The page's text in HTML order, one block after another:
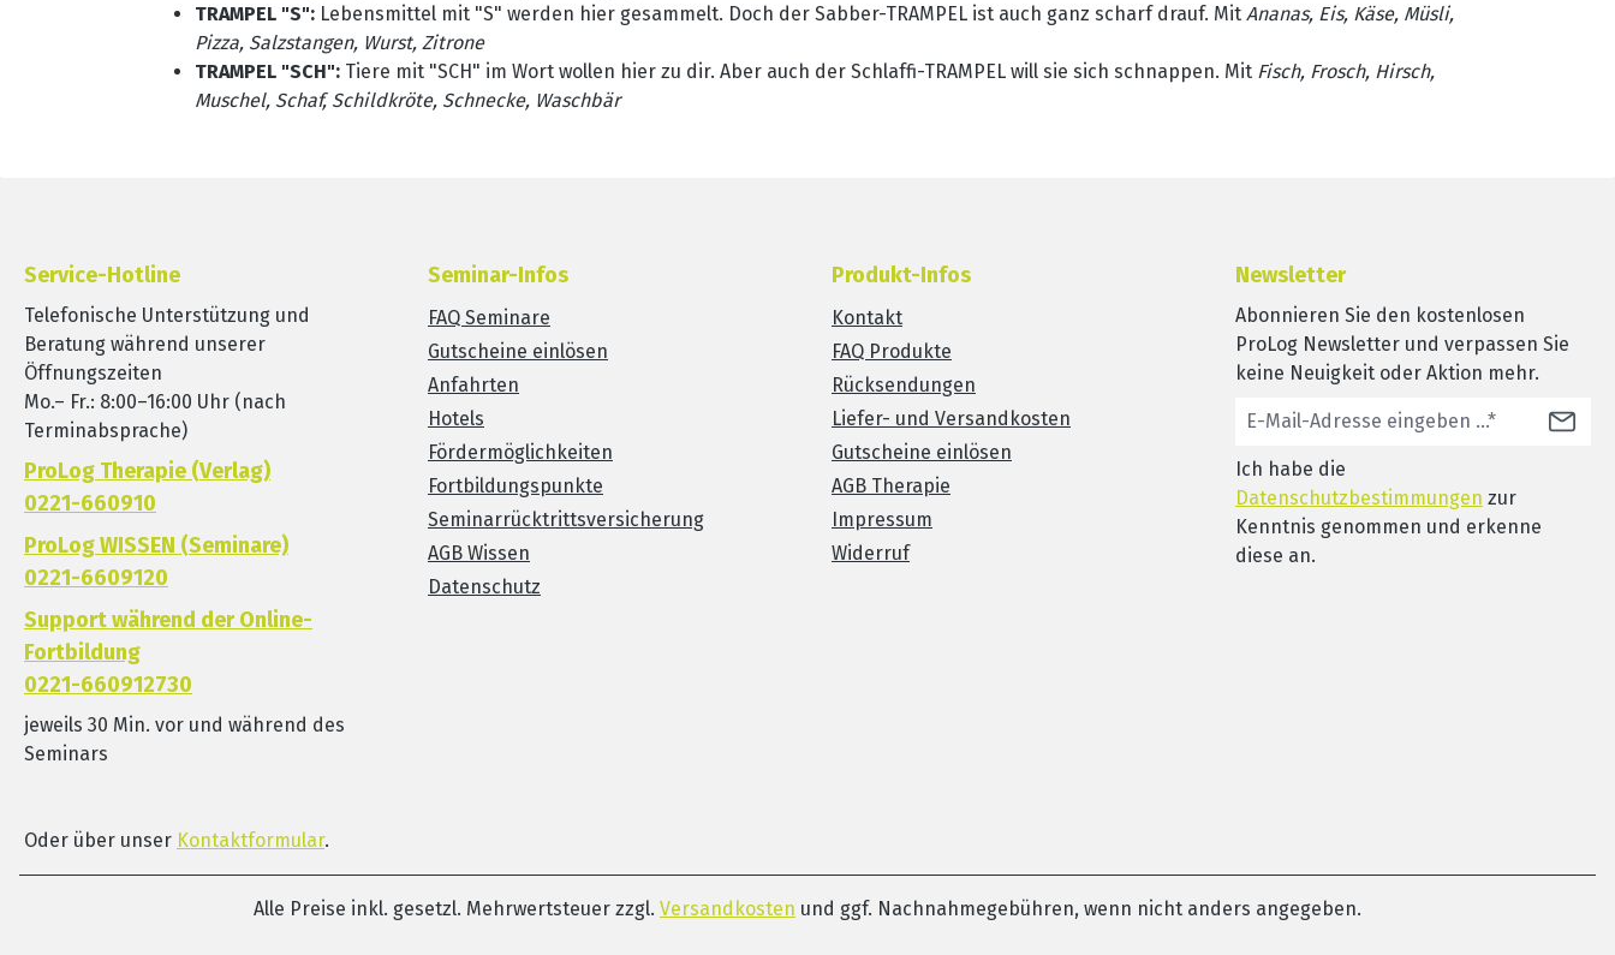
TRAMPEL "S": Lebensmittel mit "S" werden hier gesammelt. Doch der Sabber-TRAMPEL ist auch ganz scharf drauf. Mit Ananas, Eis, Käse, Müsli,
Pizza, Salzstangen, Wurst, Zitrone
TRAMPEL "SCH": Tiere mit "SCH" im Wort wollen hier zu dir. Aber auch der Schlaffi-TRAMPEL will sie sich schnappen. Mit Fisch, Frosch, Hirsch,
Muschel, Schaf, Schildkröte, Schnecke, Waschbär
Service-Hotline
Telefonische Unterstützung und
Beratung während unserer
Öffnungszeiten
Mo.– Fr.: 8:00–16:00 Uhr (nach
Terminabsprache)
ProLog Therapie (Verlag)
0221-660910
ProLog WISSEN (Seminare)
0221-6609120
Support während der Online-
Fortbildung
0221-660912730
jeweils 30 Min. vor und während des
Seminars
Oder über unser Kontaktformular.
Seminar-Infos
FAQ Seminare
Gutscheine einlösen
Anfahrten
Hotels
Fördermöglichkeiten
Fortbildungspunkte
Seminarrücktrittsversicherung
AGB Wissen
Datenschutz
Produkt-Infos
Kontakt
FAQ Produkte
Rücksendungen
Liefer- und Versandkosten
Gutscheine einlösen
AGB Therapie
Impressum
Widerruf
Newsletter
Abonnieren Sie den kostenlosen
ProLog Newsletter und verpassen Sie
keine Neuigkeit oder Aktion mehr.
Ich habe die
Datenschutzbestimmungen zur
Kenntnis genommen und erkenne
diese an.
Alle Preise inkl. gesetzl. Mehrwertsteuer zzgl. Versandkosten und ggf. Nachnahmegebühren, wenn nicht anders angegeben.